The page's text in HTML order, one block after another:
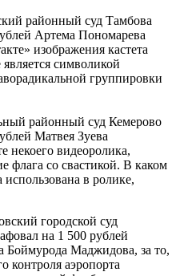
районный суд Тамбова
Артема Пономарева
изображения кастета
символикой
группировки
районный суд Кемерово
Матвея Зуева
некоего видеоролика,
флага со свастикой. В каком
в ролике,
городской суд
на 1 500 рублей
Боймурода Маджидова, за то,
контроля аэропорта